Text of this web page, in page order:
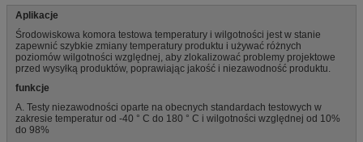
Aplikacje
Środowiskowa komora testowa temperatury i wilgotności jest w stanie
zapewnić szybkie zmiany temperatury produktu i używać różnych
poziomów wilgotności względnej, aby zlokalizować problemy projektowe
przed wysyłką produktów, poprawiając jakość i niezawodność produktu.
funkcje
A. Testy niezawodności oparte na obecnych standardach testowych w
zakresie temperatur od -40 ° C do 180 ° C i wilgotności względnej od 10%
do 98%